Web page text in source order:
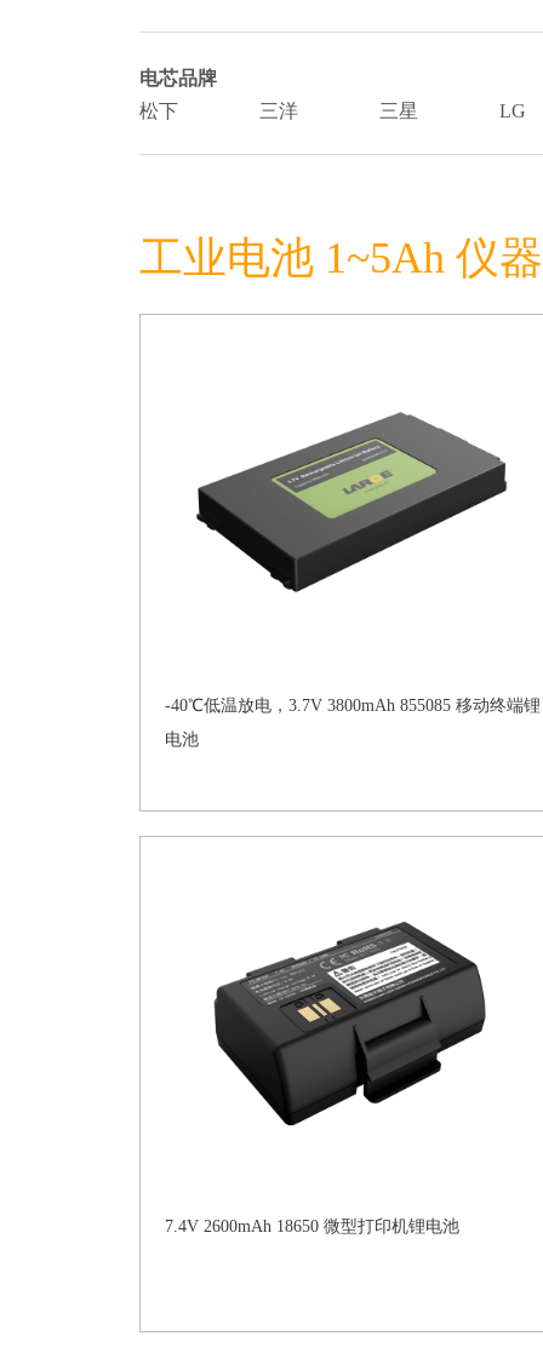
电芯品牌
松下
三洋 三星 LG
工业电池 1~5Ah 仪
-40℃低温放电，3.7V 3800mAh 855085 移动终端锂
电池
7.4V 2600mAh 18650 微型打印机锂电池